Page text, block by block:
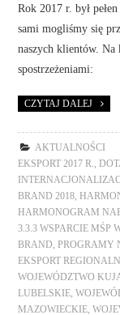
Rok 2017 r. był
sami mogliśmy się
naszych klientów. Na
spostrzeżeniami:
CZYTAJ DALEJ
AKTUALNOŚCI
EKSPORT 2017 R.
,
BRAND 2018 ,
HARMONOGRAM
3.3.3 WSPARCIE MŚP
BRAND ,PROGRAMY
EKSPORT
WOJEWÓDZTWO
LUBELSKIE ,
MAZOWIECKIE ,